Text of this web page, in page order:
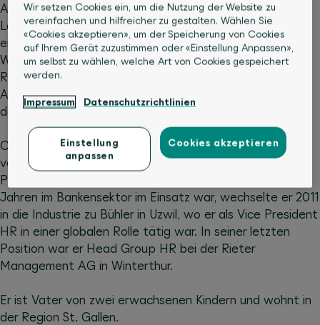
Anfang Oktober 2020 hat Christoph Stäheli, 52, die
Leitung des Bereichs HR bei SWICA übernommen. Nach
einer kaufmännischen Grundausbildung hat er diverse
Weiterbildungen mit Schwergewicht Führung und Human
Resources absolviert, unter anderem einen Master of
Advanced Studies in Human Resources Management an
der Zürcher Fachhochschule.
Christoph Stäheli bringt 30 Jahre Erfahrung in
verschiedenen Bereichen und Branchen des
Personalwesens mit. Nachdem er während rund 20
Jahren im Bankensektor im Einsatz war, wechselte er 2011
in die Industrie zu Bühler in Uzwil, wo er als Vice President
HR in einer globalen Rolle tätig war. In seiner letzten
Position war er Head Group HR bei der Rieter
Management AG in Winterthur.
Er ist Vater von zwei erwachsenen Kindern und wohnt in
der Region St. Gallen.
Wir setzen Cookies ein, um die Nutzung der Website zu
vereinfachen und hilfreicher zu gestalten. Wählen Sie
«Cookies akzeptieren», um der Speicherung von Cookies
auf Ihrem Gerät zuzustimmen oder «Einstellung Anpassen»,
um selbst zu wählen, welche Art von Cookies gespeichert
werden.
Impressum Datenschutzrichtlinien
Einstellung
anpassen
Cookies akzeptieren